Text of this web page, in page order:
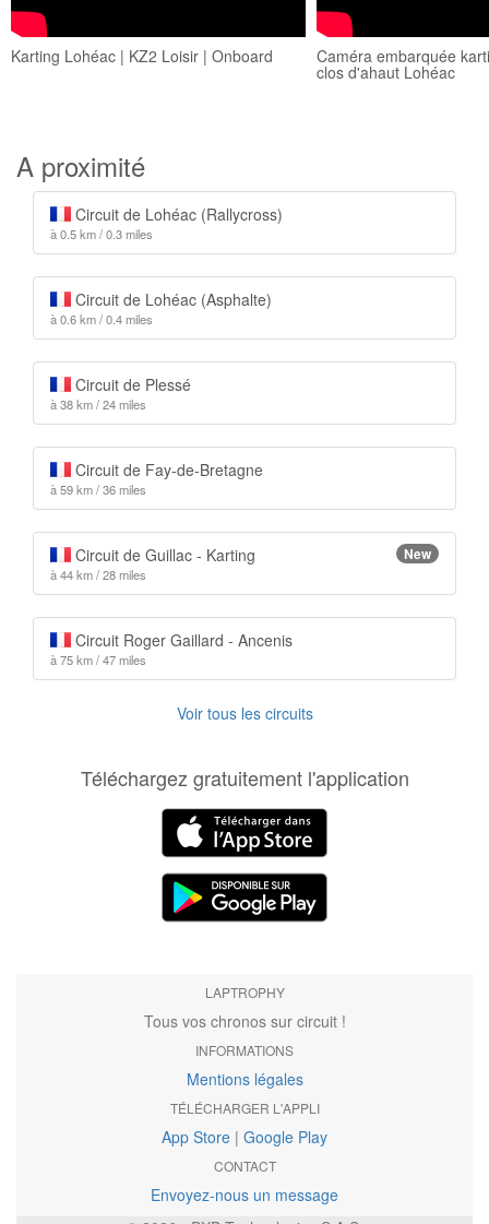
Karting Lohéac | KZ2 Loisir | Onboard Caméra embarquée
clos d'ahaut Lohéac
A proximité
Circuit de Lohéac (Rallycross)
à 0.5 km / 0.3 miles
Circuit de Lohéac (Asphalte)
à 0.6 km / 0.4 miles
Circuit de Plessé
à 38 km / 24 miles
Circuit de Fay-de-Bretagne
à 59 km / 36 miles
Circuit de Guillac - Karting New
à 44 km / 28 miles
Circuit Roger Gaillard - Ancenis
à 75 km / 47 miles
Voir tous les circuits
Téléchargez gratuitement l'application
LAPTROPHY
Tous vos chronos sur circuit !
INFORMATIONS
Mentions légales
TÉLÉCHARGER L'APPLI
App Store | Google Play
CONTACT
Envoyez-nous un message